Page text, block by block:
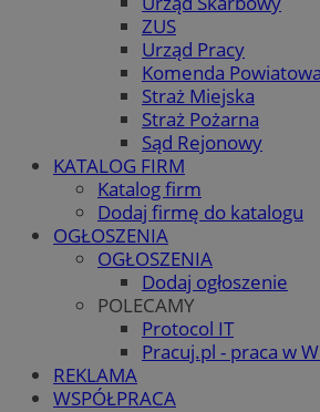
ZUS
Urząd Pracy
Komenda
Straż Miejska
Straż Pożarna
Sąd Rejonowy
KATALOG FIRM
Katalog firm
Dodaj firmę do katalogu
OGŁOSZENIA
OGŁOSZENIA
Dodaj ogłoszenie
POLECAMY
Protocol IT
Pracuj.pl - praca w
REKLAMA
WSPÓŁPRACA